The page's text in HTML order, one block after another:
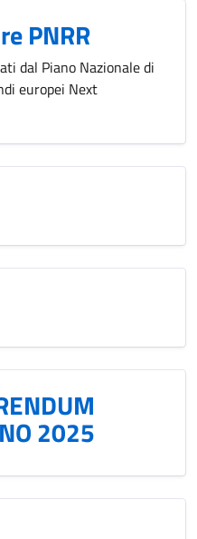
PNRR
dal Piano Nazionale di
europei Next
2025